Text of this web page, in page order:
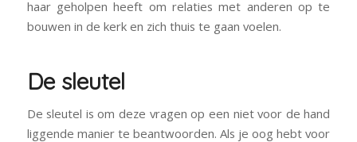
haar geholpen heeft om relaties met anderen op te
bouwen in de kerk en zich thuis te gaan voelen.
De sleutel
De sleutel is om deze vragen op een niet voor de hand
liggende manier te beantwoorden. Als je oog hebt voor